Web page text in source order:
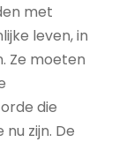
met
leven, in
Ze moeten
die
zijn. De